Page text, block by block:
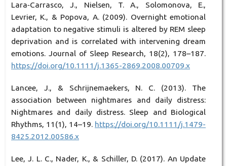
Lara‐Carrasco, J., Nielsen, T. A., Solomonova, E.,
Levrier, K., & Popova, A. (2009). Overnight emotional
adaptation to negative stimuli is altered by REM sleep
deprivation and is correlated with intervening dream
emotions. Journal of Sleep Research, 18(2), 178–187.
https://doi.org/10.1111/j.1365-2869.2008.00709.x
Lancee, J., & Schrijnemaekers, N. C. (2013). The
association between nightmares and daily distress:
Nightmares and daily distress. Sleep and Biological
Rhythms, 11(1), 14–19. https://doi.org/10.1111/j.1479-
8425.2012.00586.x
Lee, J. L. C., Nader, K., & Schiller, D. (2017). An Update